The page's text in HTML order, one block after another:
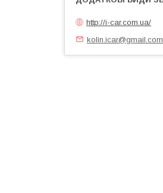
http://i-car.com.ua/
kolin.icar@gmail.com